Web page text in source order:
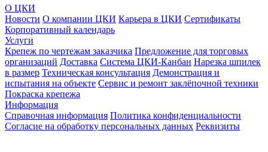
О ЦКИ
Новости О компании ЦКИ Карьера в ЦКИ Сертификаты
Корпоративный календарь
Услуги
Крепеж по чертежам заказчика Предложение для торговых
организаций Доставка Система ЦКИ-Канбан Нарезка шпилек
в размер Техническая консультация Демонстрация и
испытания на объекте Сервис и ремонт заклёпочной техники
Покраска крепежа
Информация
Справочная информация Политика конфиденциальности
Согласие на обработку персональных данных Реквизиты